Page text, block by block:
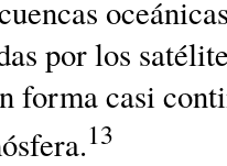
por los
forma casi
13